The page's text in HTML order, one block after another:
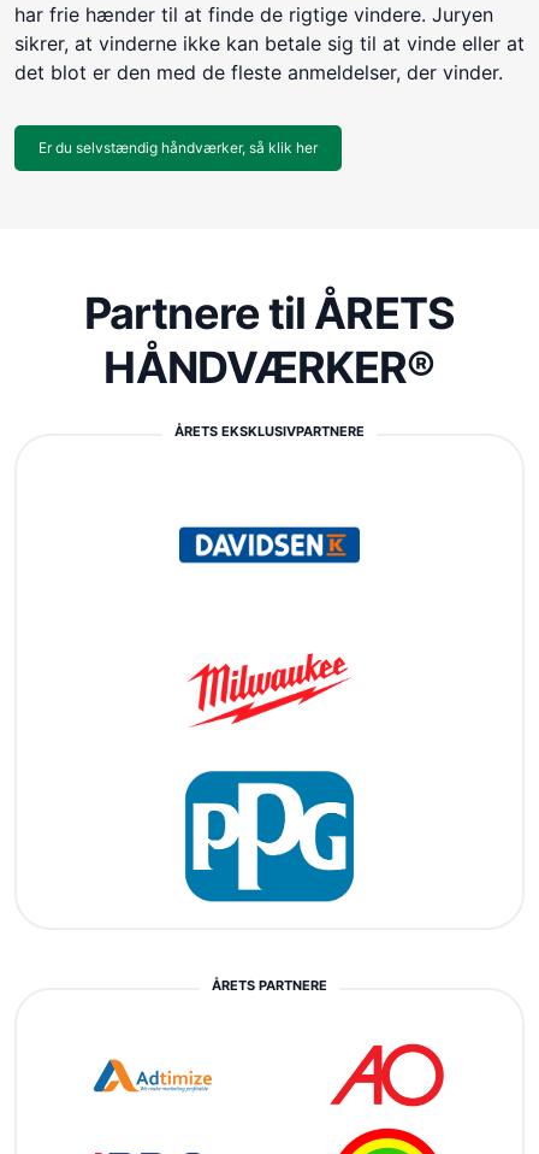
har frie hænder til at finde de rigtige vindere. Juryen
sikrer, at vinderne ikke kan betale sig til at vinde eller at
det blot er den med de fleste anmeldelser, der vinder.
Er du selvstændig håndværker, så klik her
Partnere til ÅRETS
HÅNDVÆRKER®
ÅRETS EKSKLUSIVPARTNERE
ÅRETS PARTNERE